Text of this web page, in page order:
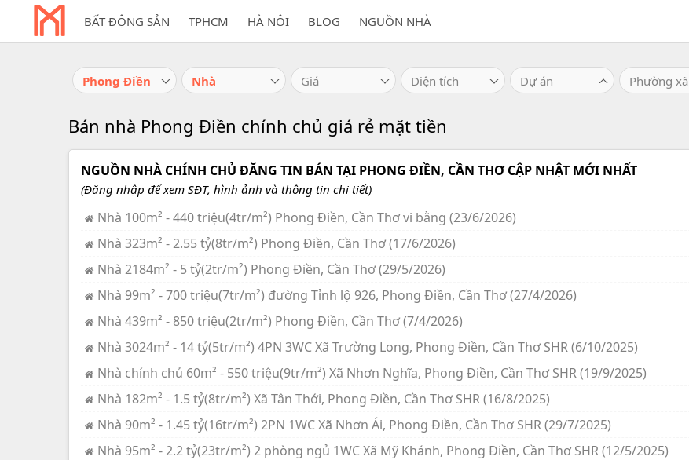
BẤT ĐỘNG SẢN TPHCM HÀ NỘI BLOG NGUỒN NHÀ
Phong Điền Nhà Giá Diện tích Dự án Phường xã
Bán nhà Phong Điền chính chủ giá rẻ mặt tiền
NGUỒN NHÀ CHÍNH CHỦ ĐĂNG TIN BÁN TẠI PHONG ĐIỀN, CẦN THƠ CẬP NHẬT MỚI NHẤT
(Đăng nhập để xem SĐT, hình ảnh và thông tin chi tiết)
Nhà 100m² - 440 triệu(4tr/m²) Phong Điền, Cần Thơ vi bằng (23/6/2026)
Nhà 323m² - 2.55 tỷ(8tr/m²) Phong Điền, Cần Thơ (17/6/2026)
Nhà 2184m² - 5 tỷ(2tr/m²) Phong Điền, Cần Thơ (29/5/2026)
Nhà 99m² - 700 triệu(7tr/m²) đường Tỉnh lộ 926, Phong Điền, Cần Thơ (27/4/2026)
Nhà 439m² - 850 triệu(2tr/m²) Phong Điền, Cần Thơ (7/4/2026)
Nhà 3024m² - 14 tỷ(5tr/m²) 4PN 3WC Xã Trường Long, Phong Điền, Cần Thơ SHR (6/10/2025)
Nhà chính chủ 60m² - 550 triệu(9tr/m²) Xã Nhơn Nghĩa, Phong Điền, Cần Thơ SHR (19/9/2025)
Nhà 182m² - 1.5 tỷ(8tr/m²) Xã Tân Thới, Phong Điền, Cần Thơ SHR (16/8/2025)
Nhà 90m² - 1.45 tỷ(16tr/m²) 2PN 1WC Xã Nhơn Ái, Phong Điền, Cần Thơ SHR (29/7/2025)
Nhà 95m² - 2.2 tỷ(23tr/m²) 2 phòng ngủ 1WC Xã Mỹ Khánh, Phong Điền, Cần Thơ SHR (12/5/2025)